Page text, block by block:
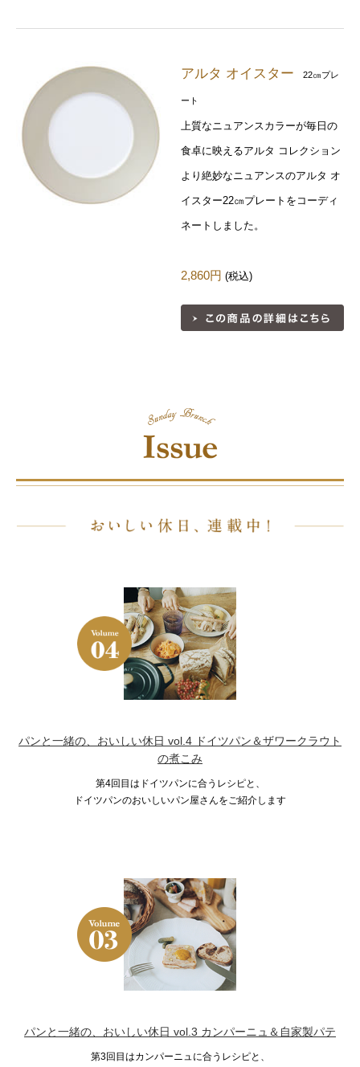
アルタ オイスター 22㎝プレ
ート
上質なニュアンスカラーが毎日の
食卓に映えるアルタ コレクション
より絶妙なニュアンスのアルタ オ
イスター22㎝プレートをコーディ
ネートしました。
2,860円 (税込)
パンと一緒の、おいしい休日 vol.4 ドイツパン＆ザワークラウト
の煮こみ
第4回目はドイツパンに合うレシピと、
ドイツパンのおいしいパン屋さんをご紹介します
パンと一緒の、おいしい休日 vol.3 カンパーニュ＆自家製パテ
第3回目はカンパーニュに合うレシピと、